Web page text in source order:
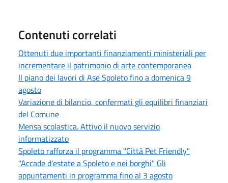
Contenuti correlati
Ottenuti due importanti finanziamenti ministeriali per
incrementare il patrimonio di arte contemporanea
Il piano dei lavori di Ase Spoleto fino a domenica 9
agosto
Variazione di bilancio, confermati gli equilibri finanziari
del Comune
Mensa scolastica. Attivo il nuovo servizio
informatizzato
Spoleto rafforza il programma "Città Pet Friendly"
"Accade d'estate a Spoleto e nei borghi" Gli
appuntamenti in programma fino al 3 agosto